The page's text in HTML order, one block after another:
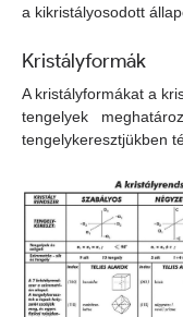
a kikristályosodott
Kristályformák
A kristályformákat a
tengelyek
tengelykeresztjükben